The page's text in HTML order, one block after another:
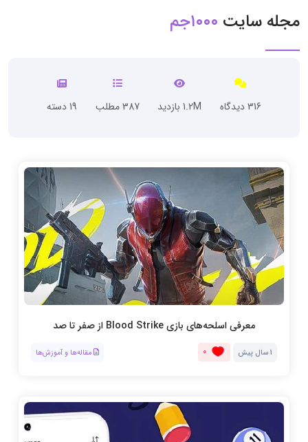
مجله سایت ۱۰۰۰جم
316 دیدگاه 1.2M بازدید 387 مطلب 19 دسته
معرفی اسلحه‌های بازی Blood Strike از صفر تا صد
1 سال پیش 0 مقاله‌ها و آموزش‌ها